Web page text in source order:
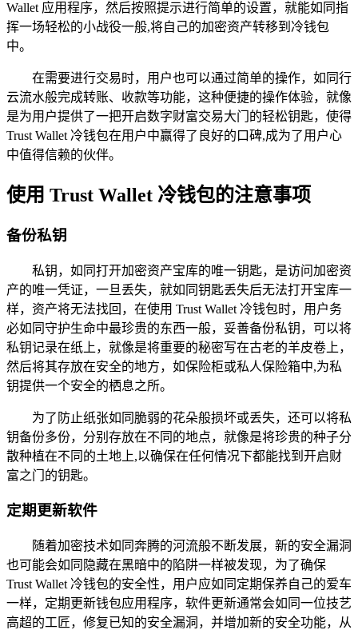
Wallet 应用程序，然后按照提示进行简单的设置，就能如同指
挥一场轻松的小战役一般,将自己的加密资产转移到冷钱包
中。
在需要进行交易时，用户也可以通过简单的操作，如同行
云流水般完成转账、收款等功能，这种便捷的操作体验，就像
是为用户提供了一把开启数字财富交易大门的轻松钥匙，使得
Trust Wallet 冷钱包在用户中赢得了良好的口碑,成为了用户心
中值得信赖的伙伴。
使用 Trust Wallet 冷钱包的注意事项
备份私钥
私钥，如同打开加密资产宝库的唯一钥匙，是访问加密资
产的唯一凭证，一旦丢失，就如同钥匙丢失后无法打开宝库一
样，资产将无法找回，在使用 Trust Wallet 冷钱包时，用户务
必如同守护生命中最珍贵的东西一般，妥善备份私钥，可以将
私钥记录在纸上，就像是将重要的秘密写在古老的羊皮卷上，
然后将其存放在安全的地方，如保险柜或私人保险箱中,为私
钥提供一个安全的栖息之所。
为了防止纸张如同脆弱的花朵般损坏或丢失，还可以将私
钥备份多份，分别存放在不同的地点，就像是将珍贵的种子分
散种植在不同的土地上,以确保在任何情况下都能找到开启财
富之门的钥匙。
定期更新软件
随着加密技术如同奔腾的河流般不断发展，新的安全漏洞
也可能会如同隐藏在黑暗中的陷阱一样被发现，为了确保
Trust Wallet 冷钱包的安全性，用户应如同定期保养自己的爱车
一样，定期更新钱包应用程序，软件更新通常会如同一位技艺
高超的工匠，修复已知的安全漏洞，并增加新的安全功能，从